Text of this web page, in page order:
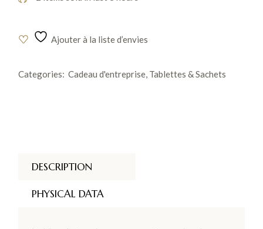
Ajouter à la liste d’envies
Categories: Cadeau d'entreprise Tablettes & Sachets
DESCRIPTION
PHYSICAL DATA